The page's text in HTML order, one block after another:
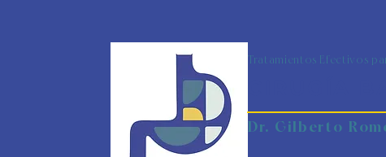
Tratamientos Efectivos
Dr. Gilberto